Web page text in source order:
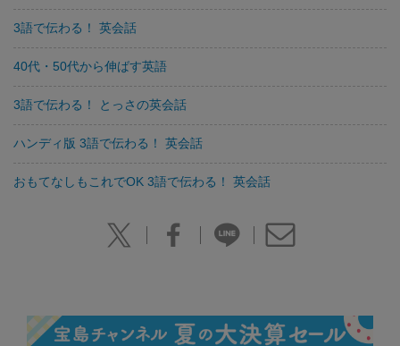
3語で伝わる！ 英会話
40代・50代から伸ばす英語
3語で伝わる！ とっさの英会話
ハンディ版 3語で伝わる！ 英会話
おもてなしもこれでOK 3語で伝わる！ 英会話